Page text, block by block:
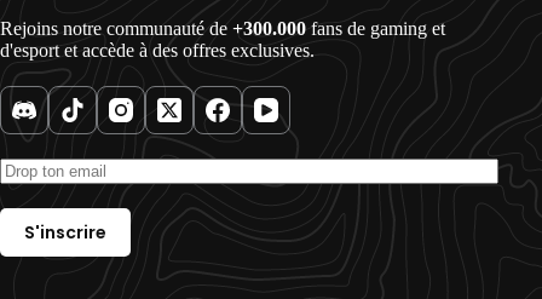
Rejoins notre communauté de +300.000 fans de gaming et
d'esport et accède à des offres exclusives.
S'inscrire